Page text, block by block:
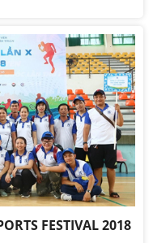
FESTIVAL 2018